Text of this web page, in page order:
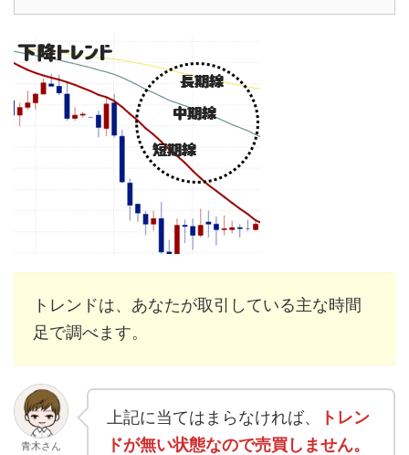
トレンドは、あなたが取引している主な時間
足で調べます。
青木さん
上記に当てはまらなければ、
トレン
ドが無い状態なので売買しません。